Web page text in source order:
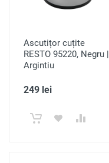
Ascutițor cuțite
RESTO 95220, Negru |
Argintiu
249 lei